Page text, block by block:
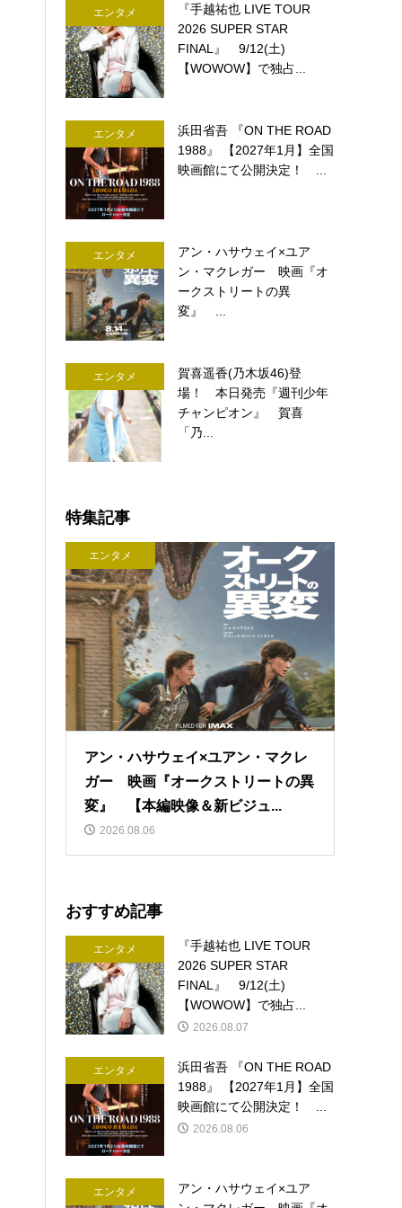
エンタメ
『手越祐也 LIVE TOUR
2026 SUPER STAR
FINAL』 9/12(土)
【WOWOW】で独占...
エンタメ
浜田省吾 『ON THE ROAD
1988』 【2027年1月】全国
映画館にて公開決定！ ...
エンタメ
アン・ハサウェイ×ユア
ン・マクレガー 映画『オ
ークストリートの異
変』 ...
エンタメ
賀喜遥香(乃木坂46)登
場！ 本日発売『週刊少年
チャンピオン』 賀喜
「乃...
特集記事
エンタメ
アン・ハサウェイ×ユアン・マクレ
ガー 映画『オークストリートの異
変』 【本編映像＆新ビジュ...
2026.08.06
おすすめ記事
エンタメ
『手越祐也 LIVE TOUR
2026 SUPER STAR
FINAL』 9/12(土)
【WOWOW】で独占...
2026.08.07
エンタメ
浜田省吾 『ON THE ROAD
1988』 【2027年1月】全国
映画館にて公開決定！ ...
2026.08.06
エンタメ
アン・ハサウェイ×ユア